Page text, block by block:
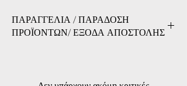
NiMH (Νικελίου-Μεταλλικού
Υδριδίου)
Μέγεθος:4/3 A
Εχετε το δικαίωμα να επιστρέψετε τα προιόντα
που αγοράσατε, αζημίως και χωρίς να έχετε
προιόντα που παραλάβατε δεν είναι ακριβώς
ΠΑΡΑΓΓΕΛΙΑ / ΠΑΡΑΔΟΣΗ
ΠΡΟΪΟΝΤΩΝ/ ΕΞΟΔΑ ΑΠΟΣΤΟΛΗΣ